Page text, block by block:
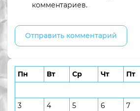
комментариев.
Пн Вт Ср Чт Пт
3
4 5 6 7